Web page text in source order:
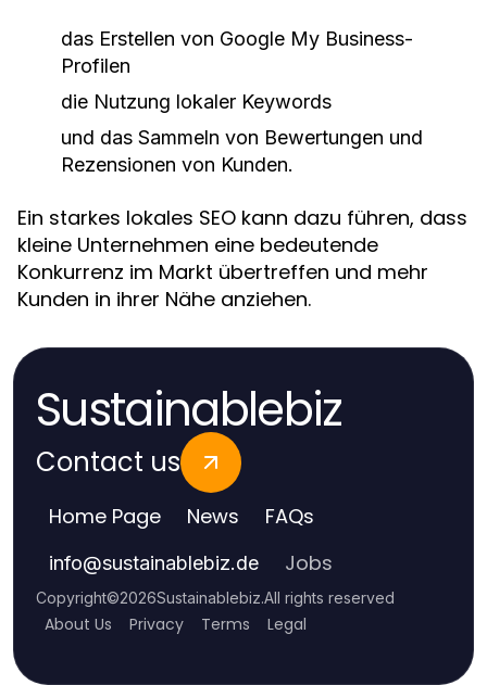
das Erstellen von Google My Business-
Profilen
die Nutzung lokaler Keywords
und das Sammeln von Bewertungen und
Rezensionen von Kunden.
Ein starkes lokales SEO kann dazu führen, dass
kleine Unternehmen eine bedeutende
Konkurrenz im Markt übertreffen und mehr
Kunden in ihrer Nähe anziehen.
Sustainablebiz
Contact us
Home Page News FAQs
info@sustainablebiz.de Jobs
Copyright©2026Sustainablebiz.All rights reserved
About Us Privacy Terms Legal